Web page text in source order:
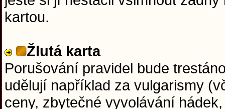
kartou.
Žlutá karta
Porušování pravidel bude
udělují například za vulgarismy
ceny, zbytečné vyvolávání